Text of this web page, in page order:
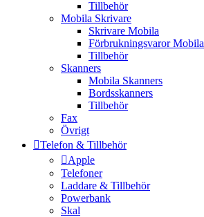
Tillbehör
Mobila Skrivare
Skrivare Mobila
Förbrukningsvaror Mobila
Tillbehör
Skanners
Mobila Skanners
Bordsskanners
Tillbehör
Fax
Övrigt
Telefon & Tillbehör
Apple
Telefoner
Laddare & Tillbehör
Powerbank
Skal